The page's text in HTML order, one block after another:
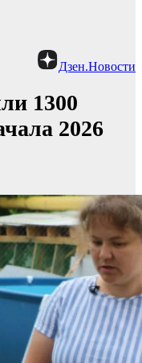
Дзен.Новости
1300
2026